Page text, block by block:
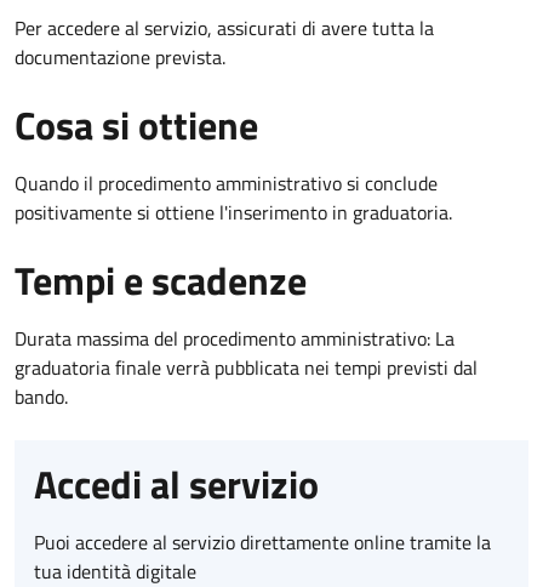
Per accedere al servizio, assicurati di avere tutta la
documentazione prevista.
Cosa si ottiene
Quando il procedimento amministrativo si conclude
positivamente si ottiene l'inserimento in graduatoria.
Tempi e scadenze
Durata massima del procedimento amministrativo: La
graduatoria finale verrà pubblicata nei tempi previsti dal
bando.
Accedi al servizio
Puoi accedere al servizio direttamente online tramite la
tua identità digitale